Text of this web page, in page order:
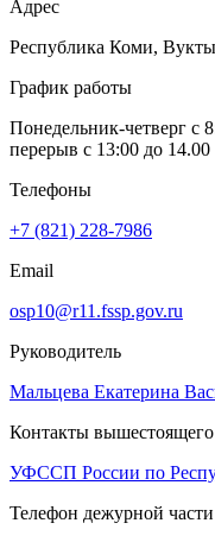
Адрес
Республика Коми,
График работы
Понедельник-четверг с
перерыв с 13:00 до 14.00
Телефоны
+7 (821) 228-7986
Email
osp10@r11.fssp.gov.ru
Руководитель
Мальцева Екатерина
Контакты вышестоящего
УФССП России по
Телефон дежурной части